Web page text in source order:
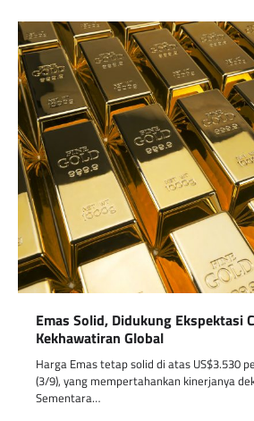
Emas Solid, Didukung Ekspektasi
Kekhawatiran Global
Harga Emas tetap solid di atas US$3.530
(3/9), yang mempertahankan kinerjanya
Sementara…